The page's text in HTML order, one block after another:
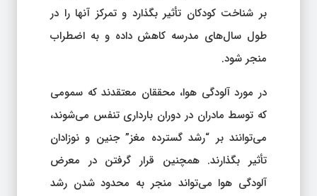
بر شناخت کودکان تأثیر بگذارد و تمرکز آنها را در
طول سال‌های مدرسه کاهش داده و به اضطراب
منجر شود.
در مورد آلودگی هوا، محققان معتقدند که سمومی
که توسط مادران در دوران بارداری تنفس می‌شوند،
می‌توانند بر “رشد گسترده مغز” جنین و نوزادان
تأثیر بگذارند. همچنین قرار گرفتن در معرض
آلودگی هوا می‌تواند منجر به محدود شدن رشد